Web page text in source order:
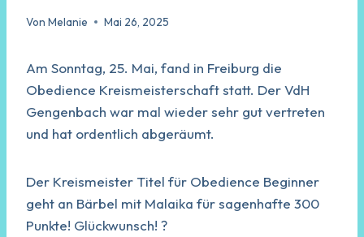
Von Melanie Mai 26, 2025
Am Sonntag, 25. Mai, fand in Freiburg die
Obedience Kreismeisterschaft statt. Der VdH
Gengenbach war mal wieder sehr gut vertreten
und hat ordentlich abgeräumt.
Der Kreismeister Titel für Obedience Beginner
geht an Bärbel mit Malaika für sagenhafte 300
Punkte! Glückwunsch! ?